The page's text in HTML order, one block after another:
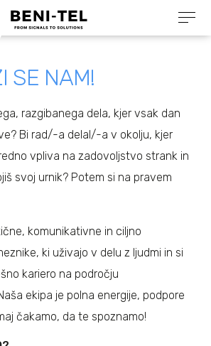
SE NAM!
razgibanega dela, kjer vsak dan
Bi rad/-a delal/-a v okolju, kjer
vpliva na zadovoljstvo strank in
svoj urnik? Potem si na pravem
komunikativne in ciljno
ki uživajo v delu z ljudmi in si
kariero na področju
ekipa je polna energije, podpore
čakamo, da te spoznamo!